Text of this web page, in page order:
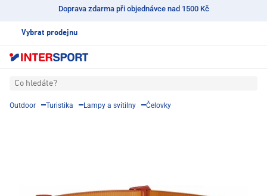
Doprava zdarma při objednávce nad 1500 Kč
Vybrat prodejnu
Co hledáte?
Outdoor Turistika Lampy a svítilny Čelovky